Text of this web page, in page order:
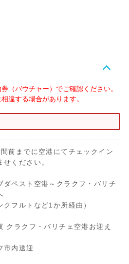
（バウチャー）でご確認ください。
違する場合があります。
前までに空港にてチェックイン
せください。
ダペスト空港～クラクフ・バリチ
クフルトなど1か所経由）
クラクフ・バリチェ空港お迎え
市内送迎